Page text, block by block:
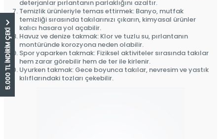
5.000 TL İNDİRİM ÇEKİ
deterjanlar pırlantanın parlaklığını azaltır.
Temizlik ürünleriyle temas ettirmek: Banyo, mutfak
temizliği sırasında takılarınızı çıkarın, kimyasal ürünler
kalıcı hasara yol açabilir.
Havuz ve denize takmak: Klor ve tuzlu su, pırlantanın
montüründe korozyona neden olabilir.
Spor yaparken takmak: Fiziksel aktiviteler sırasında takılar
hem zarar görebilir hem de ter ile kirlenir.
Uyurken takmak: Gece boyunca takılar, nevresim ve yastık
kılıflarındaki tozları çekebilir.